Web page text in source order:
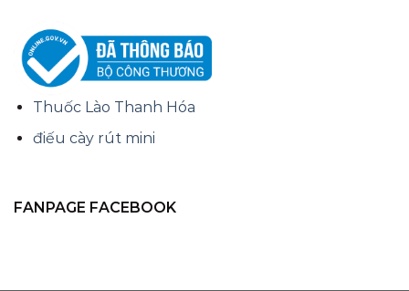
Thuốc Lào Thanh Hóa
điếu cày rút mini
FANPAGE FACEBOOK